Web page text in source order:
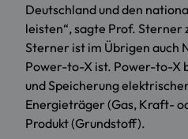
Deutschland und den
leisten“, sagte Prof. Sterner
Sterner ist im Übrigen auch
Power-to-X ist. Power-to-X
und Speicherung
Energieträger (Gas, Kraft-
Produkt (Grundstoff).